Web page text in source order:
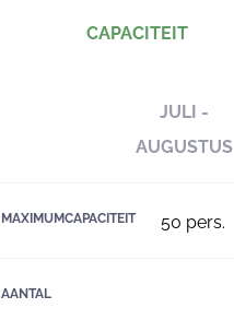
CAPACITEIT
JULI -
AUGUSTUS
MAXIMUMCAPACITEIT 50 pers.
AANTAL